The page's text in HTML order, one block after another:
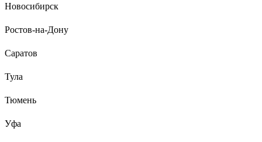
Новосибирск
Ростов-на-Дону
Саратов
Тула
Тюмень
Уфа